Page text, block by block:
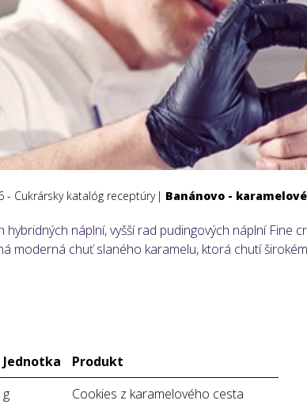
- Cukrársky katalóg receptúry Banánovo -
hybridných náplní, vyšší rad pudingových náplní
moderná chuť slaného karamelu, ktorá chutí
Jednotka
Produkt
g
Cookies z karamelového cesta